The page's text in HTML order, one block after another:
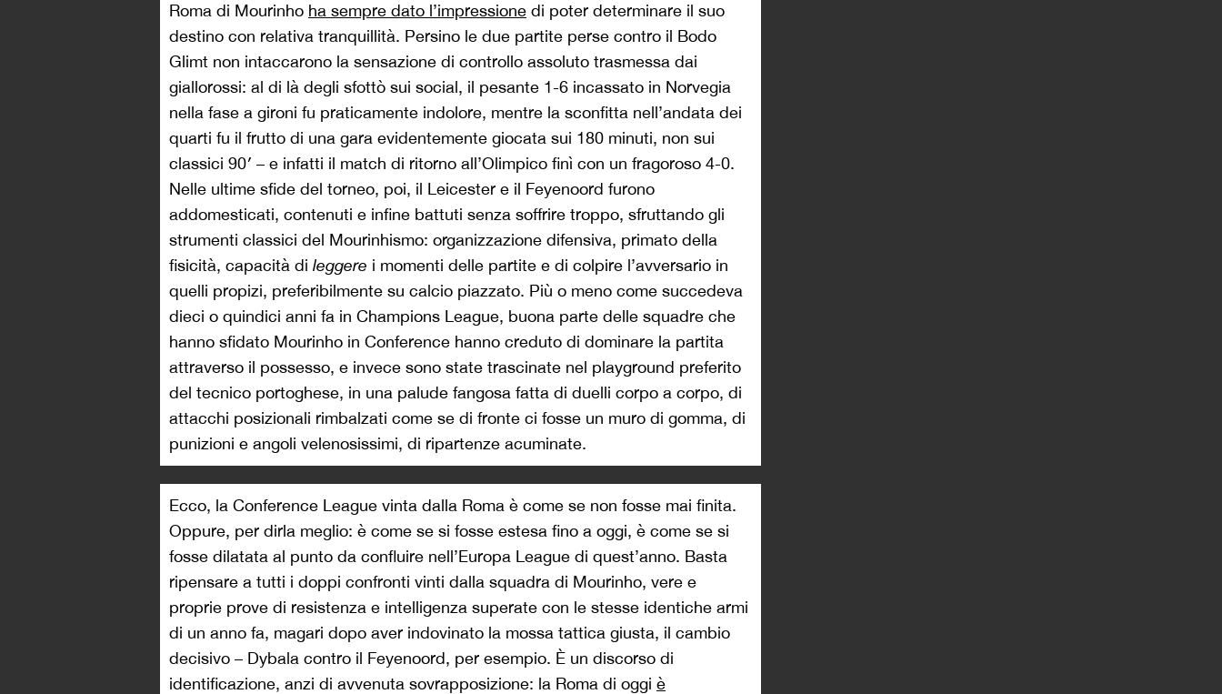
Roma di Mourinho ha sempre dato l’impressione di poter determinare il suo
destino con relativa tranquillità. Persino le due partite perse contro il Bodo
Glimt non intaccarono la sensazione di controllo assoluto trasmessa dai
giallorossi: al di là degli sfottò sui social, il pesante 1-6 incassato in Norvegia
nella fase a gironi fu praticamente indolore, mentre la sconfitta nell’andata dei
quarti fu il frutto di una gara evidentemente giocata sui 180 minuti, non sui
classici 90′ – e infatti il match di ritorno all’Olimpico finì con un fragoroso 4-0.
Nelle ultime sfide del torneo, poi, il Leicester e il Feyenoord furono
addomesticati, contenuti e infine battuti senza soffrire troppo, sfruttando gli
strumenti classici del Mourinhismo: organizzazione difensiva, primato della
fisicità, capacità di leggere i momenti delle partite e di colpire l’avversario in
quelli propizi, preferibilmente su calcio piazzato. Più o meno come succedeva
dieci o quindici anni fa in Champions League, buona parte delle squadre che
hanno sfidato Mourinho in Conference hanno creduto di dominare la partita
attraverso il possesso, e invece sono state trascinate nel playground preferito
del tecnico portoghese, in una palude fangosa fatta di duelli corpo a corpo, di
attacchi posizionali rimbalzati come se di fronte ci fosse un muro di gomma, di
punizioni e angoli velenosissimi, di ripartenze acuminate.
Ecco, la Conference League vinta dalla Roma è come se non fosse mai finita.
Oppure, per dirla meglio: è come se si fosse estesa fino a oggi, è come se si
fosse dilatata al punto da confluire nell’Europa League di quest’anno. Basta
ripensare a tutti i doppi confronti vinti dalla squadra di Mourinho, vere e
proprie prove di resistenza e intelligenza superate con le stesse identiche armi
di un anno fa, magari dopo aver indovinato la mossa tattica giusta, il cambio
decisivo – Dybala contro il Feyenoord, per esempio. È un discorso di
identificazione, anzi di avvenuta sovrapposizione: la Roma di oggi è